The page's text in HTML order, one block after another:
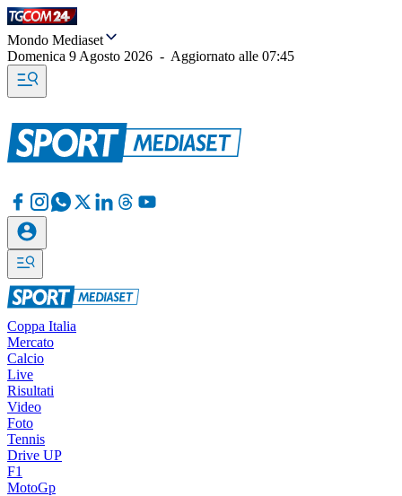
Mondo Mediaset
Domenica 9 Agosto 2026 - Aggiornato alle 07:45
Coppa Italia
Mercato
Calcio
Live
Risultati
Video
Foto
Tennis
Drive UP
F1
MotoGp